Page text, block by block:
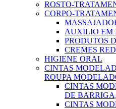
ROSTO-
CORPO-
AUXILIO EM
PRODUTOS
CREMES
HIGIENE ORAL
CINTAS
ROUPA
CINTAS
DE
CINTAS